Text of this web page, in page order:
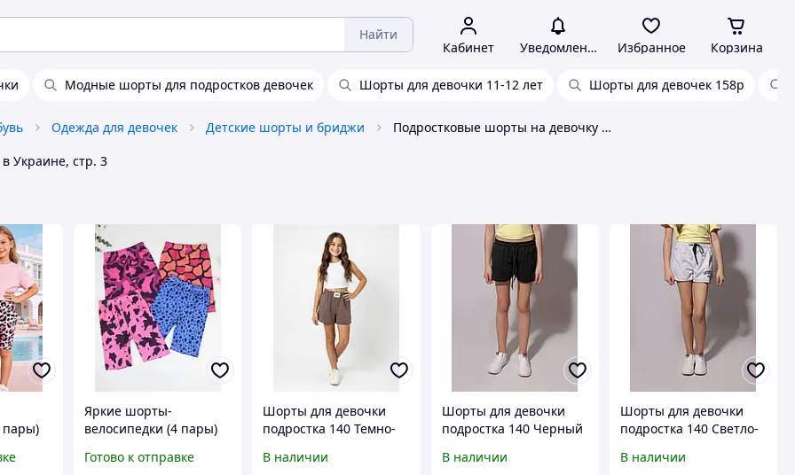
Найти
Кабинет Уведомления Избранное Корзина
Модные шорты для подростков девочек Шорты для девочки 11-12 лет Шорты для девочек 158р
Одежда для девочек Детские шорты и бриджи
Подростковые шорты на девочку 158-174
в Украине, стр. 3
пары)
Яркие шорты-
велосипедки (4 пары)
(134-146 см)
Готово к отправке
Шорты для девочки
подростка 140 Темно-
140)
В наличии
Шорты для девочки
подростка 140 Черный
В наличии
Шорты для девочки
подростка 140 Светло-
(715386-140)
В наличии